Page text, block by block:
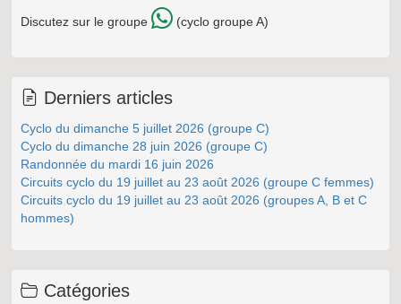
Discutez sur le groupe (cyclo groupe A)
Derniers articles
Cyclo du dimanche 5 juillet 2026 (groupe C)
Cyclo du dimanche 28 juin 2026 (groupe C)
Randonnée du mardi 16 juin 2026
Circuits cyclo du 19 juillet au 23 août 2026 (groupe C femmes)
Circuits cyclo du 19 juillet au 23 août 2026 (groupes A, B et C
hommes)
Catégories